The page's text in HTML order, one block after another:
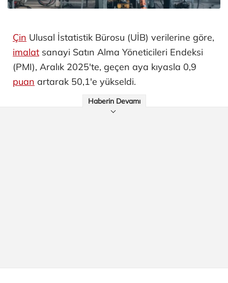
Çin Ulusal İstatistik Bürosu (UİB) verilerine göre,
imalat sanayi Satın Alma Yöneticileri Endeksi
(PMI), Aralık 2025'te, geçen aya kıyasla 0,9
puan artarak 50,1'e yükseldi.
Haberin Devamı